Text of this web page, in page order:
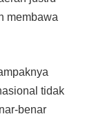
membawa
tidak
benar